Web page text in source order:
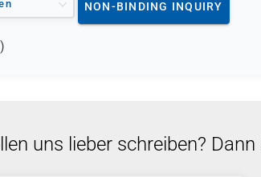
NON-BINDING INQUIRY
uns lieber schreiben?